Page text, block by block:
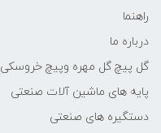
راهنما
درباره ما
گل پیچ گل مهره وپیچ خروسکی
پایه های ماشین آلات صنعتی
دستگیره های صنعتی